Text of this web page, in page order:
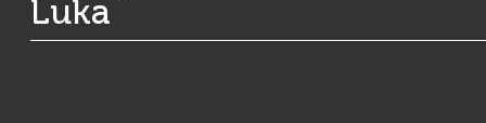
Luka